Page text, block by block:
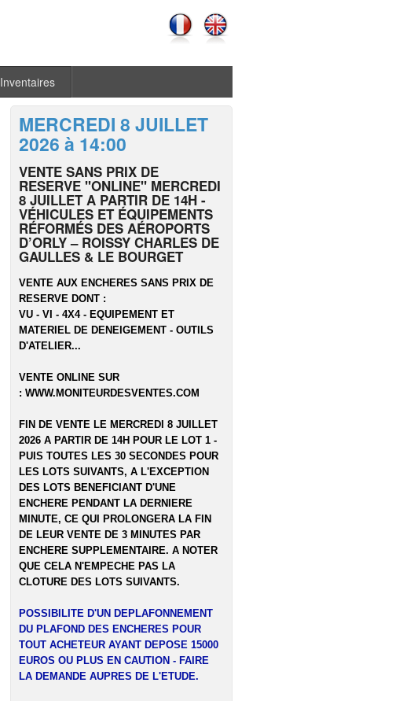
Inventaires
MERCREDI 8 JUILLET
2026 à 14:00
VENTE SANS PRIX DE
RESERVE "ONLINE" MERCREDI
8 JUILLET A PARTIR DE 14H -
VÉHICULES ET ÉQUIPEMENTS
RÉFORMÉS DES AÉROPORTS
D’ORLY – ROISSY CHARLES DE
GAULLES & LE BOURGET
VENTE AUX ENCHERES SANS PRIX DE
RESERVE DONT :
VU - VI - 4X4 - EQUIPEMENT ET
MATERIEL DE DENEIGEMENT - OUTILS
D'ATELIER...
VENTE ONLINE SUR
: WWW.MONITEURDESVENTES.COM
FIN DE VENTE LE MERCREDI 8 JUILLET
2026 A PARTIR DE 14H POUR LE LOT 1 -
PUIS TOUTES LES 30 SECONDES POUR
LES LOTS SUIVANTS, A L'EXCEPTION
DES LOTS BENEFICIANT D'UNE
ENCHERE PENDANT LA DERNIERE
MINUTE, CE QUI PROLONGERA LA FIN
DE LEUR VENTE DE 3 MINUTES PAR
ENCHERE SUPPLEMENTAIRE. A NOTER
QUE CELA N'EMPECHE PAS LA
CLOTURE DES LOTS SUIVANTS.
POSSIBILITE D'UN DEPLAFONNEMENT
DU PLAFOND DES ENCHERES POUR
TOUT ACHETEUR AYANT DEPOSE 15000
EUROS OU PLUS EN CAUTION - FAIRE
LA DEMANDE AUPRES DE L'ETUDE.